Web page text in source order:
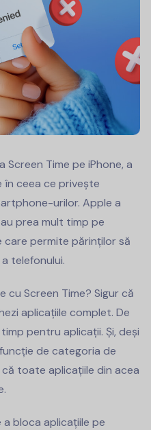
Time pe iPhone, a
în ceea ce privește
urilor. Apple a
prea mult timp pe
permite părinților să
telefonului.
cu Screen Time? Sigur că
aplicațiile complet. De
pentru aplicații. Și, deși
de categoria de
toate aplicațiile din acea
bloca aplicațiile pe